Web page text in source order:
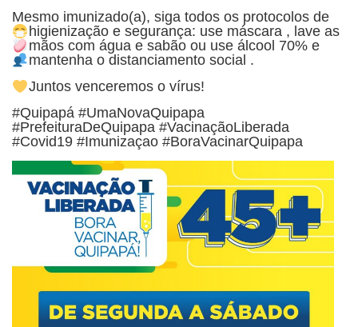
Mesmo imunizado(a), siga todos os protocolos de
higienização e segurança: use máscara , lave as
mãos com água e sabão ou use álcool 70% e
mantenha o distanciamento social .
Juntos venceremos o vírus!
#Quipapá #UmaNovaQuipapa
#PrefeituraDeQuipapa #VacinaçãoLiberada
#Covid19 #Imunizaçao #BoraVacinarQuipapa